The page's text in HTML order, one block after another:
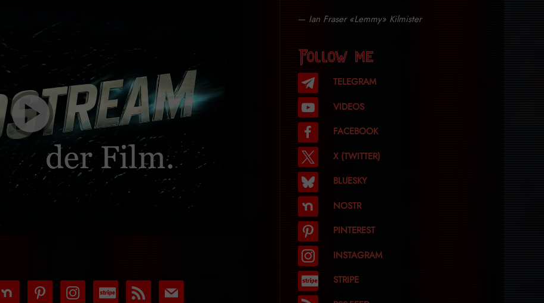
nextdoor pinterest instagramcc-
rss mail
— Ian Fraser «Lemmy» Kilmister
Follow me
TELEGRAM
VIDEOS
FACEBOOK
X (TWITTER)
BLUESKY
NOSTR
PINTEREST
INSTAGRAM
STRIPE